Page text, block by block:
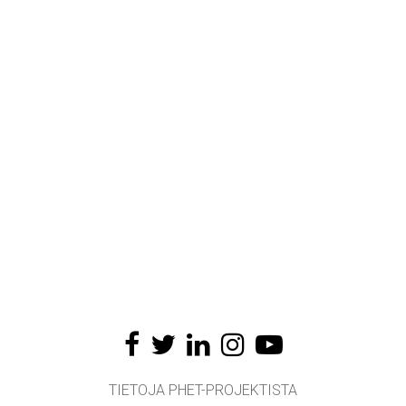
TIETOJA PHET-PROJEKTISTA